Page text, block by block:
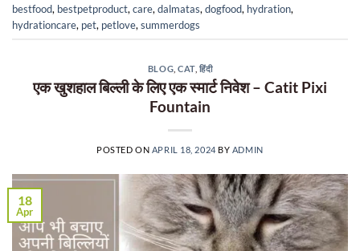
bestfood, bestpetproduct, care, dalmatas, dogfood, hydration,
hydrationcare, pet, petlove, summerdogs
BLOG ,CAT,हिंदी
एक खुशहाल बिल्ली के लिए एक स्मार्ट निवेश – Catit Pixi
Fountain
POSTED ON APRIL 18, 2024 BY ADMIN
18
Apr